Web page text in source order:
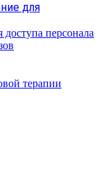
для
персонала
терапии